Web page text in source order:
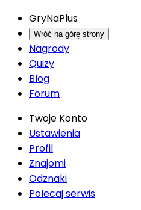
GryNaPlus
Wróć na górę strony
Nagrody
Quizy
Blog
Forum
Twoje Konto
Ustawienia
Profil
Znajomi
Odznaki
Polecaj serwis